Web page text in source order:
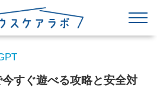
すぐ遊べる攻略と安全対